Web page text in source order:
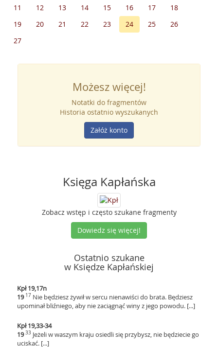
11
12 13 14 15 16 17
18
19
20 21 22 23 24 25
26
27
Możesz więcej!
Notatki do fragmentów
Historia ostatnio wyszukanych
Załóż konto
Księga Kapłańska
Zobacz wstęp i często szukane fragmenty
Dowiedz się więcej!
Ostatnio szukane
w Księdze Kapłańskiej
Kpł 19,17n
1917 Nie będziesz żywił w sercu nienawiści do brata. Będziesz
upominał bliźniego, aby nie zaciągnąć winy z jego powodu. [...]
Kpł 19,33-34
1933 Jeżeli w waszym kraju osiedli się przybysz, nie będziecie go
uciskać. [...]